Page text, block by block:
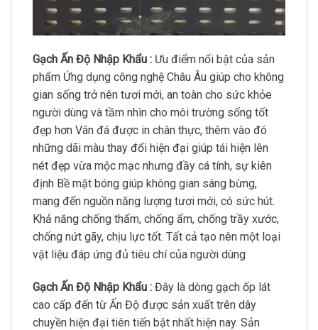
Gạch Ấn Độ Nhập Khẩu : Ưu điểm nổi bật của sản
phẩm Ứng dụng công nghệ Châu Âu giúp cho không
gian sống trở nên tươi mới, an toàn cho sức khỏe
người dùng và tầm nhìn cho môi trường sống tốt
đẹp hơn Vân đá được in chân thực, thêm vào đó
những dãi màu thay đổi hiện đại giúp tái hiện lên
nét đẹp vừa mộc mạc nhưng đầy cá tính, sự kiên
định Bề mặt bóng giúp không gian sáng bừng,
mang đến nguồn năng lượng tươi mới, có sức hút.
Khả năng chống thấm, chống ẩm, chống trầy xước,
chống nứt gãy, chịu lực tốt. Tất cả tạo nên một loại
vật liệu đáp ứng đủ tiêu chí của người dùng
Gạch Ấn Độ Nhập Khẩu : Đây là dòng gạch ốp lát
cao cấp đến từ Ấn Độ được sản xuất trên dây
chuyền hiện đại tiên tiến bật nhất hiện nay. Sản